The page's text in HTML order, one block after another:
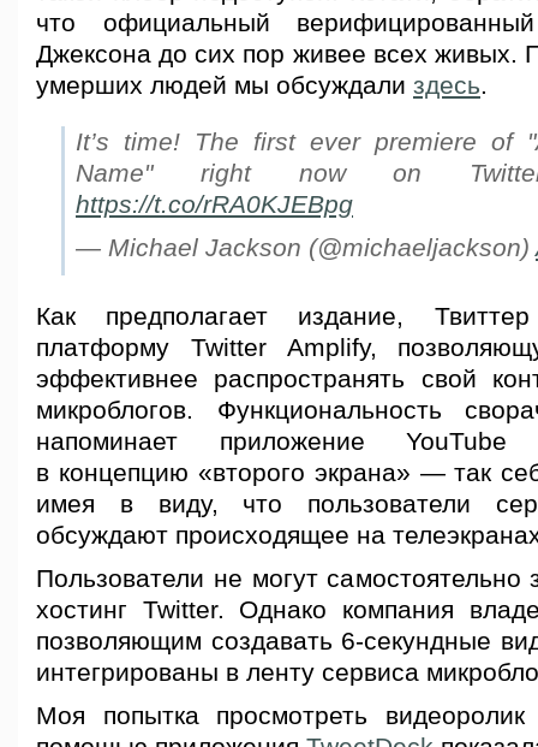
что официальный
Джексона до сих пор живее всех живых.
умерших людей мы обсуждали здесь.
It’s time! The first ever premiere of
Name" right now on
https://t.co/rRA0KJEBpg
— Michael Jackson (@michaeljackson)
Как предполагает издание,
платформу Twitter Amplify,
эффективнее распространять свой
микроблогов. Функциональность
напоминает приложение YouTube
в концепцию «второго экрана» — так
имея в виду, что пользователи
обсуждают происходящее на
Пользователи не могут самостоятельно
хостинг Twitter. Однако компания
позволяющим создавать 6-секундные
интегрированы в ленту сервиса
Моя попытка просмотреть